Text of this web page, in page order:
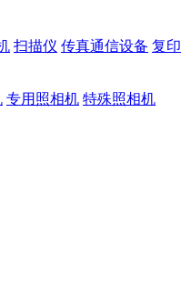
扫描仪 传真通信设备 复
专用照相机 特殊照相机